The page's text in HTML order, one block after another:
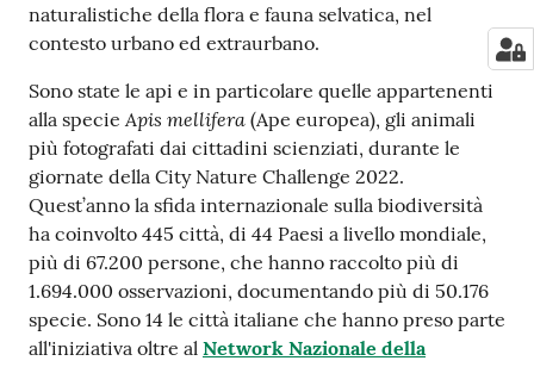
Scrivici
Seguici
su
naturalistiche della flora e fauna selvatica, nel
contesto urbano ed extraurbano.
Sono state le api e in particolare quelle appartenenti
alla specie Apis mellifera (Ape europea), gli animali
più fotografati dai cittadini scienziati, durante le
giornate della City Nature Challenge 2022.
Quest’anno la sfida internazionale sulla biodiversità
ha coinvolto 445 città, di 44 Paesi a livello mondiale,
più di 67.200 persone, che hanno raccolto più di
1.694.000 osservazioni, documentando più di 50.176
specie. Sono 14 le città italiane che hanno preso parte
all'iniziativa oltre al Network Nazionale della